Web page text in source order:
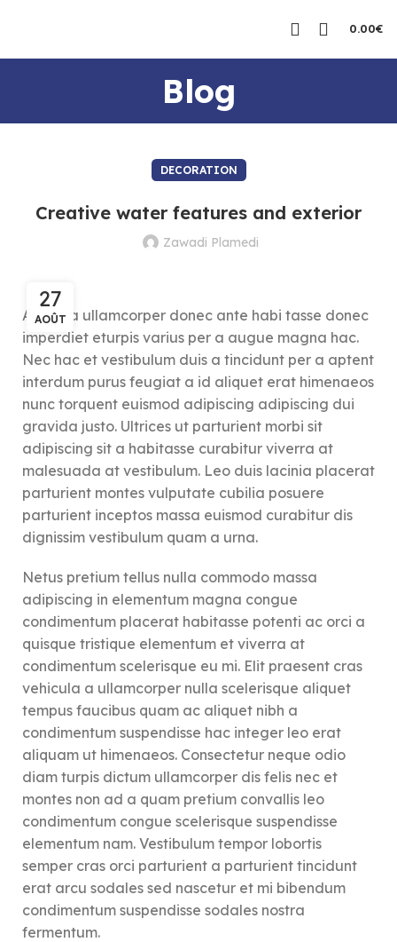
0.00€
Blog
DECORATION
Creative water features and exterior
Zawadi Plamedi
27
AOÛT
Ac haca ullamcorper donec ante habi tasse donec
imperdiet eturpis varius per a augue magna hac.
Nec hac et vestibulum duis a tincidunt per a aptent
interdum purus feugiat a id aliquet erat himenaeos
nunc torquent euismod adipiscing adipiscing dui
gravida justo. Ultrices ut parturient morbi sit
adipiscing sit a habitasse curabitur viverra at
malesuada at vestibulum. Leo duis lacinia placerat
parturient montes vulputate cubilia posuere
parturient inceptos massa euismod curabitur dis
dignissim vestibulum quam a urna.
Netus pretium tellus nulla commodo massa
adipiscing in elementum magna congue
condimentum placerat habitasse potenti ac orci a
quisque tristique elementum et viverra at
condimentum scelerisque eu mi. Elit praesent cras
vehicula a ullamcorper nulla scelerisque aliquet
tempus faucibus quam ac aliquet nibh a
condimentum suspendisse hac integer leo erat
aliquam ut himenaeos. Consectetur neque odio
diam turpis dictum ullamcorper dis felis nec et
montes non ad a quam pretium convallis leo
condimentum congue scelerisque suspendisse
elementum nam. Vestibulum tempor lobortis
semper cras orci parturient a parturient tincidunt
erat arcu sodales sed nascetur et mi bibendum
condimentum suspendisse sodales nostra
fermentum.